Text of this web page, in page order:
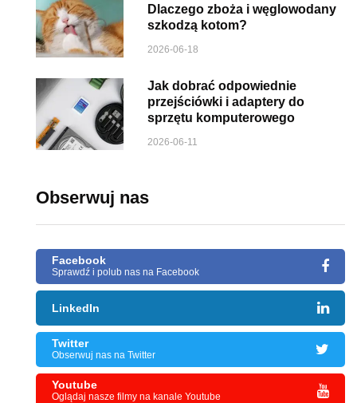
Dlaczego zboża i węglowodany
szkodzą kotom?
2026-06-18
Jak dobrać odpowiednie
przejściówki i adaptery do
sprzętu komputerowego
2026-06-11
Obserwuj nas
Facebook
Sprawdź i polub nas na Facebook
LinkedIn
Twitter
Obserwuj nas na Twitter
Youtube
Oglądaj nasze filmy na kanale Youtube